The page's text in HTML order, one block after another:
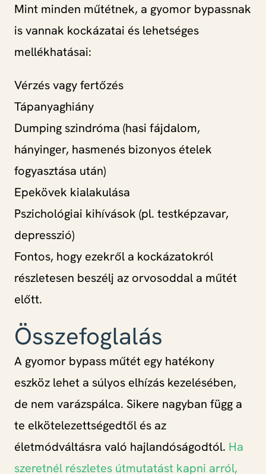
Mint minden műtétnek, a gyomor bypassnak
is vannak kockázatai és lehetséges
mellékhatásai:
Vérzés vagy fertőzés
Tápanyaghiány
Dumping szindróma (hasi fájdalom,
hányinger, hasmenés bizonyos ételek
fogyasztása után)
Epekövek kialakulása
Pszichológiai kihívások (pl. testképzavar,
depresszió)
Fontos, hogy ezekről a kockázatokról
részletesen beszélj az orvosoddal a műtét
előtt.
Összefoglalás
A gyomor bypass műtét egy hatékony
eszköz lehet a súlyos elhízás kezelésében,
de nem varázspálca. Sikere nagyban függ a
te elkötelezettségedtől és az
életmódváltásra való hajlandóságodtól. Ha
szeretnél részletes útmutatást kapni arról,